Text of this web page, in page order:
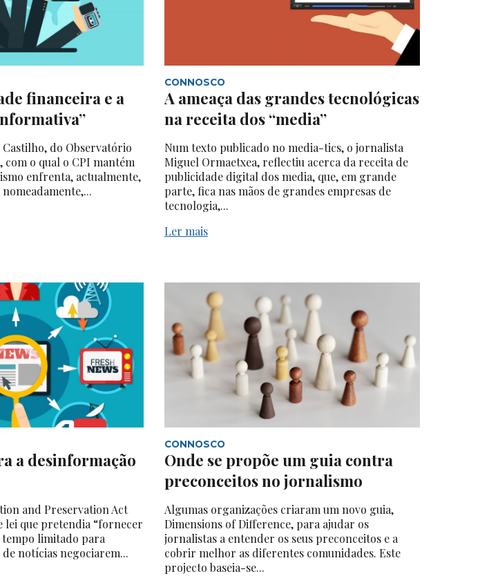
financeira e a
do Observatório
o qual o CPI mantém
enfrenta, actualmente,
CONNOSCO
A ameaça das grandes tecnológicas
na receita dos “media”
Num texto publicado no media-tics, o jornalista
Miguel Ormaetxea, reflectiu acerca da receita de
publicidade digital dos media, que, em grande
parte, fica nas mãos de grandes empresas de
tecnologia,...
Ler mais
a desinformação
and Preservation Act
lei que pretendia “fornecer
limitado para
notícias negociarem...
CONNOSCO
Onde se propõe um guia contra
preconceitos no jornalismo
Algumas organizações criaram um novo guia,
Dimensions of Difference, para ajudar os
jornalistas a entender os seus preconceitos e a
cobrir melhor as diferentes comunidades. Este
projecto baseia-se...